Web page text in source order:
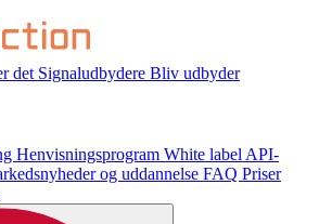
det Signaludbydere Bliv udbyder
Henvisningsprogram White label API-
og uddannelse FAQ Priser